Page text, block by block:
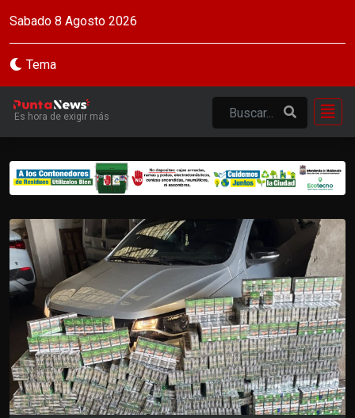
Sabado 8 Agosto 2026
Tema
Es hora de exigir más